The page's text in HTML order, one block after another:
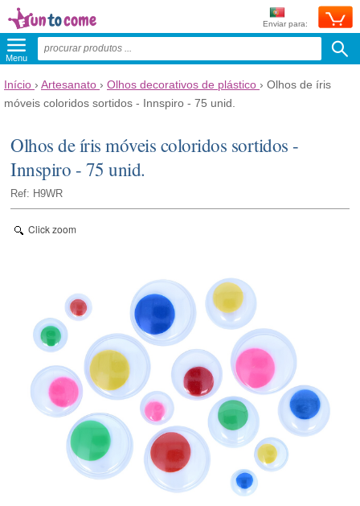
Enviar para:
Menu
Início › Artesanato › Olhos decorativos de plástico › Olhos de íris
móveis coloridos sortidos - Innspiro - 75 unid.
Olhos de íris móveis coloridos sortidos -
Innspiro - 75 unid.
Ref: H9WR
Click zoom